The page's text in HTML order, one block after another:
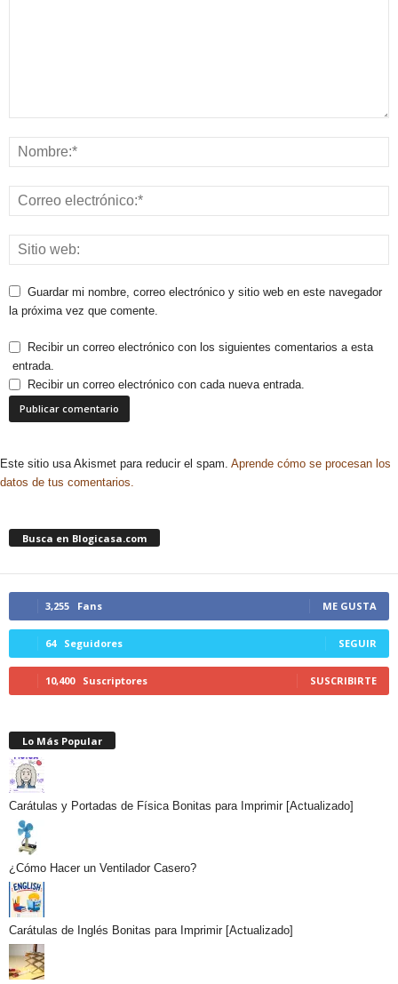
Guardar mi nombre, correo electrónico y sitio web en este navegador
la próxima vez que comente.
Recibir un correo electrónico con los siguientes comentarios a esta
entrada.
Recibir un correo electrónico con cada nueva entrada.
Este sitio usa Akismet para reducir el spam. Aprende cómo se procesan los
datos de tus comentarios.
Busca en Blogicasa.com
3,255 Fans ME GUSTA
64 Seguidores SEGUIR
10,400 Suscriptores SUSCRIBIRTE
Lo Más Popular
Carátulas y Portadas de Física Bonitas para Imprimir [Actualizado]
¿Cómo Hacer un Ventilador Casero?
Carátulas de Inglés Bonitas para Imprimir [Actualizado]